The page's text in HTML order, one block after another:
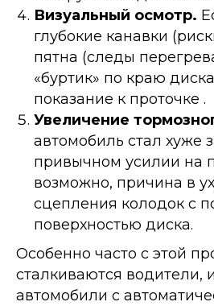
Визуальный осмотр.
глубокие канавки
пятна (следы
«буртик» по краю
показание к проточке .
Увеличение
автомобиль стал хуже
привычном усилии на
возможно, причина в
сцепления колодок с
поверхностью диска.
Особенно часто с этой
сталкиваются водители,
автомобили с